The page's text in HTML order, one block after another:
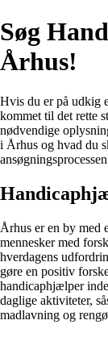
Søg
Århus!
Hvis du er på udkig
kommet til det rette
nødvendige
i Århus og hvad du
Århus er en by med
mennesker med
hverdagens
gøre en positiv
handicaphjælper
daglige aktiviteter,
madlavning og